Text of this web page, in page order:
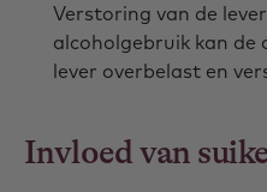
Verstoring van de
alcoholgebruik kan
lever overbelast en
Invloed van